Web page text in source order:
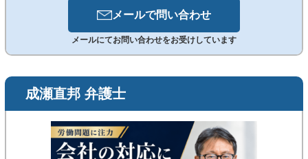
メールで問い合わせ
メールにてお問い合わせをお受けしています
成瀬直邦 弁護士